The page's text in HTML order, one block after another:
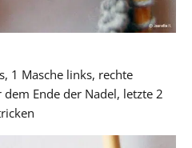
1 Masche links, rechte
Ende der Nadel, letzte 2